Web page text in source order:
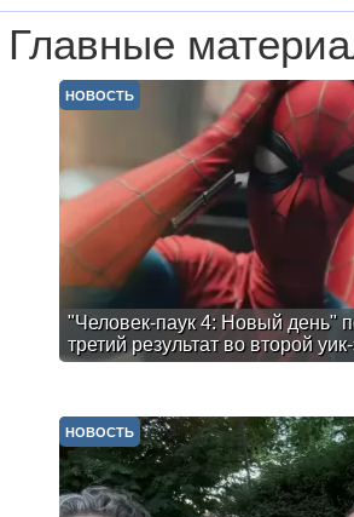
Главные
"Человек-паук 4: Новый день"
третий результат во второй
НОВОСТЬ
НОВОСТЬ